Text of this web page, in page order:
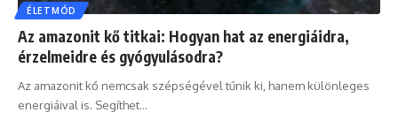
ÉLETMÓD
Az amazonit kő titkai: Hogyan hat az energiáidra,
érzelmeidre és gyógyulásodra?
Az amazonit kő nemcsak szépségével tűnik ki, hanem különleges
energiáival is. Segíthet…